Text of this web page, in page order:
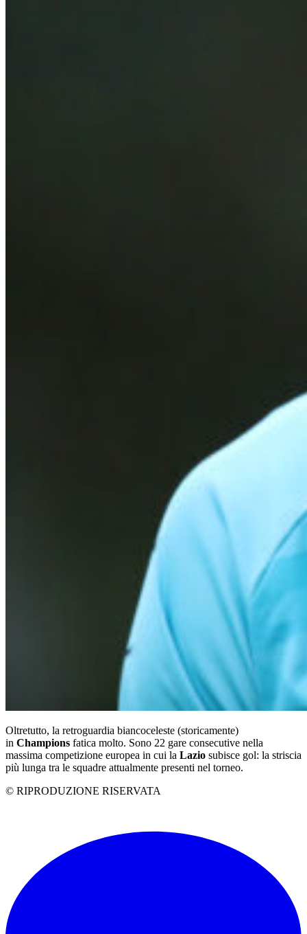
Oltretutto, la retroguardia biancoceleste (storicamente)
in Champions fatica molto. Sono 22 gare consecutive nella
massima competizione europea in cui la Lazio subisce gol: la striscia
più lunga tra le squadre attualmente presenti nel torneo.
© RIPRODUZIONE RISERVATA